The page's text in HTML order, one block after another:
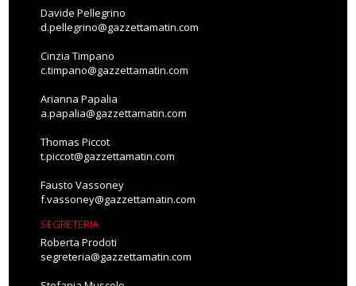
Davide Pellegrino
d.pellegrino@gazzettamatin.com
Cinzia Timpano
c.timpano@gazzettamatin.com
Arianna Papalia
a.papalia@gazzettamatin.com
Thomas Piccot
t.piccot@gazzettamatin.com
Fausto Vassoney
f.vassoney@gazzettamatin.com
SEGRETERIA
Roberta Prodoti
segreteria@gazzettamatin.com